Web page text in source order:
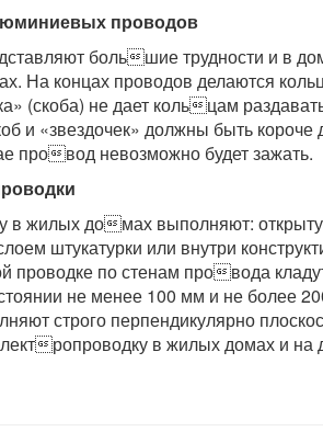
проводов
большие трудности и в
На концах проводов делаются
(скоба) не дает кольцам
и «звездочек» должны быть
провод невозможно будет зажать.
в жилых домах выполняют:
штукатурки или внутри
проводке по стенам провода
не менее 100 мм и не более
строго перпендикулярно
ропроводку в жилых домах и на